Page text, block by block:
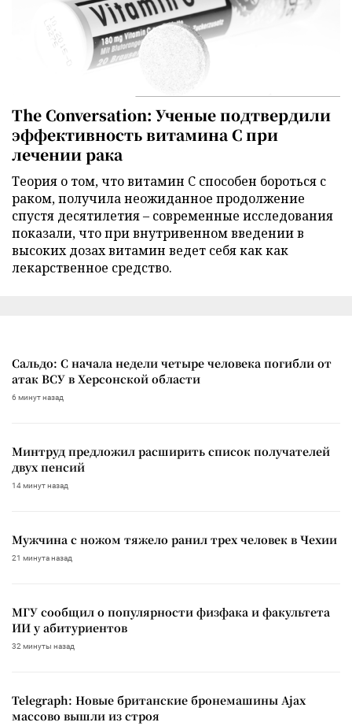
The Conversation: Ученые подтвердили
эффективность витамина C при
лечении рака
Теория о том, что витамин C способен бороться с
раком, получила неожиданное продолжение
спустя десятилетия – современные исследования
показали, что при внутривенном введении в
высоких дозах витамин ведет себя как как
лекарственное средство.
Сальдо: С начала недели четыре человека погибли от
атак ВСУ в Херсонской области
6 минут назад
Минтруд предложил расширить список получателей
двух пенсий
14 минут назад
Мужчина с ножом тяжело ранил трех человек в Чехии
21 минута назад
МГУ сообщил о популярности физфака и факультета
ИИ у абитуриентов
32 минуты назад
Telegraph: Новые британские бронемашины Ajax
массово вышли из строя